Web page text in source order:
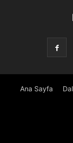
Ana Sayfa